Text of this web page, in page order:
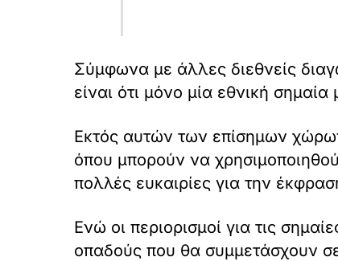
Σύμφωνα με άλλες διεθνείς
είναι ότι μόνο μία εθνική
Εκτός αυτών των επίσημων χώρων,
όπου μπορούν να
πολλές ευκαιρίες για την
Ενώ οι περιορισμοί για τις
οπαδούς που θα συμμετάσχουν